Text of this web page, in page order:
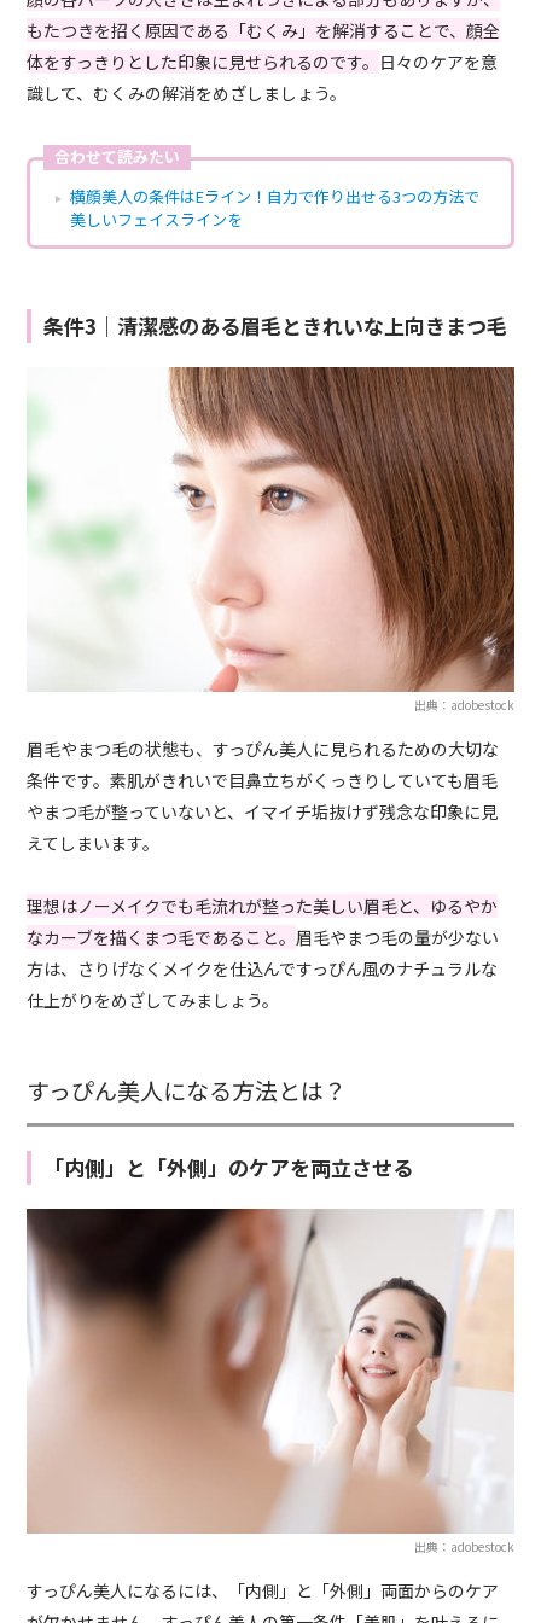
もたつきを招く原因である「むくみ」を解消することで、顔全
体をすっきりとした印象に見せられるのです。 日々のケアを意
識して、むくみの解消をめざしましょう。
合わせて読みたい
横顔美人の条件はEライン！自力で作り出せる3つの方法で
美しいフェイスラインを
条件3｜清潔感のある眉毛ときれいな上向きまつ毛
出典：adobestock
眉毛やまつ毛の状態も、すっぴん美人に見られるための大切な
条件です。素肌がきれいで目鼻立ちがくっきりしていても眉毛
やまつ毛が整っていないと、イマイチ垢抜けず残念な印象に見
えてしまいます。
理想はノーメイクでも毛流れが整った美しい眉毛と、ゆるやか
なカーブを描くまつ毛であること。眉毛やまつ毛の量が少ない
方は、さりげなくメイクを仕込んですっぴん風のナチュラルな
仕上がりをめざしてみましょう。
すっぴん美人になる方法とは？
「内側」と「外側」のケアを両立させる
出典：adobestock
すっぴん美人になるには、「内側」と「外側」両面からのケア